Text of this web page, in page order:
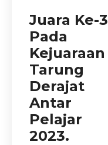
Juara Ke-3
Pada
Kejuaraan
Tarung
Derajat
Antar
Pelajar
2023.